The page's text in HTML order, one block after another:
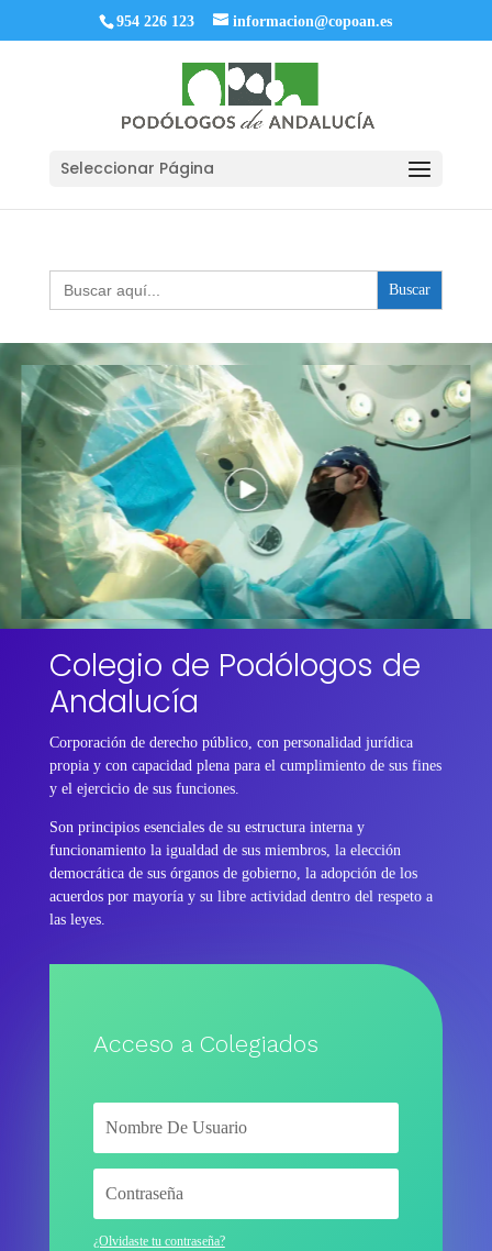
954 226 123 informacion@copoan.es
Seleccionar Página
Buscar:
Colegio de Podólogos de
Andalucía
Corporación de derecho público, con personalidad jurídica
propia y con capacidad plena para el cumplimiento de sus fines
y el ejercicio de sus funciones.
Son principios esenciales de su estructura interna y
funcionamiento la igualdad de sus miembros, la elección
democrática de sus órganos de gobierno, la adopción de los
acuerdos por mayoría y su libre actividad dentro del respeto a
las leyes.
Acceso a Colegiados
¿Olvidaste tu contraseña?